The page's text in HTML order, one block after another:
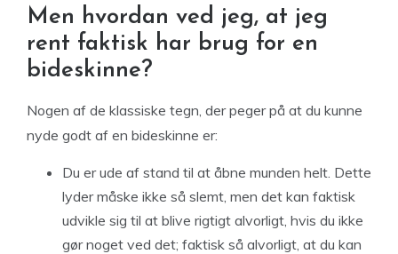
Men hvordan ved jeg, at jeg
rent faktisk har brug for en
bideskinne?
Nogen af de klassiske tegn, der peger på at du kunne
nyde godt af en bideskinne er:
Du er ude af stand til at åbne munden helt. Dette
lyder måske ikke så slemt, men det kan faktisk
udvikle sig til at blive rigtigt alvorligt, hvis du ikke
gør noget ved det; faktisk så alvorligt, at du kan